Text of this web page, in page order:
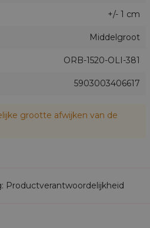
+/- 1 cm
Middelgroot
ORB-1520-OLI-381
5903003406617
grootte afwijken van de
Productverantwoordelijkheid